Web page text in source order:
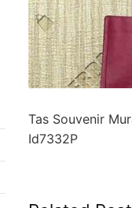
Tas Souvenir
Id7332P